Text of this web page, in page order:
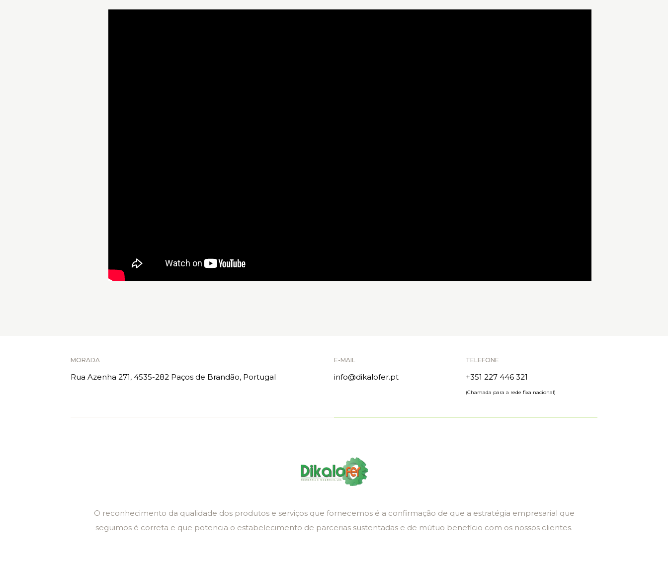
MORADA
Rua Azenha 271, 4535-282 Paços de Brandão, Portugal
E-MAIL
info@dikalofer.pt
TELEFONE
+351 227 446 321
(Chamada para a rede fixa nacional)
O reconhecimento da qualidade dos produtos e serviços que fornecemos é a confirmação de que a estratégia empresarial que
seguimos é correta e que potencia o estabelecimento de parcerias sustentadas e de mútuo benefício com os nossos clientes.